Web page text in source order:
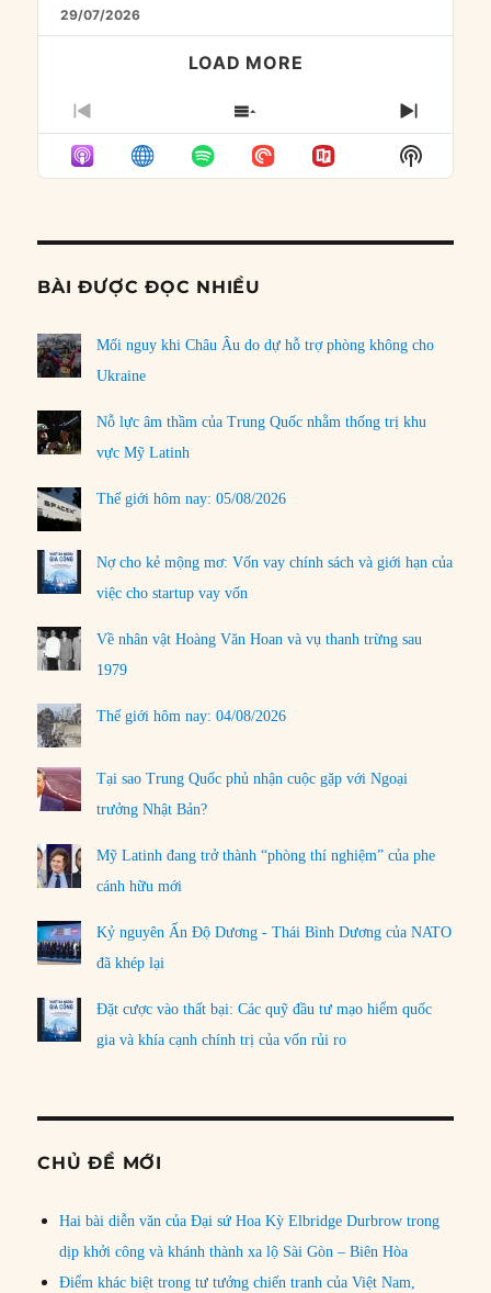
29/07/2026
LOAD MORE
PREVIOUS
EPISODE
SHOW
EPISODES
LIST
NEXT
Show
Podcast
BÀI ĐƯỢC ĐỌC NHIỀU
Mối nguy khi Châu Âu do dự hỗ trợ phòng không cho
Ukraine
Nỗ lực âm thầm của Trung Quốc nhằm thống trị khu
vực Mỹ Latinh
Thế giới hôm nay: 05/08/2026
Nợ cho kẻ mộng mơ: Vốn vay chính sách và giới hạn của
việc cho startup vay vốn
Về nhân vật Hoàng Văn Hoan và vụ thanh trừng sau
1979
Thế giới hôm nay: 04/08/2026
Tại sao Trung Quốc phủ nhận cuộc gặp với Ngoại
trưởng Nhật Bản?
Mỹ Latinh đang trở thành “phòng thí nghiệm” của phe
cánh hữu mới
Kỷ nguyên Ấn Độ Dương - Thái Bình Dương của NATO
đã khép lại
Đặt cược vào thất bại: Các quỹ đầu tư mạo hiểm quốc
gia và khía cạnh chính trị của vốn rủi ro
CHỦ ĐỀ MỚI
Hai bài diễn văn của Đại sứ Hoa Kỳ Elbridge Durbrow trong
dịp khởi công và khánh thành xa lộ Sài Gòn – Biên Hòa
Điểm khác biệt trong tư tưởng chiến tranh của Việt Nam,